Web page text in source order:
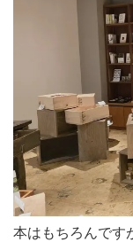
本はもちろんです